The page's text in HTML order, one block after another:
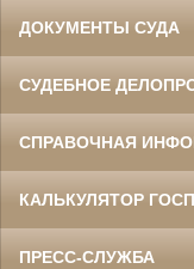
ДОКУМЕНТЫ СУДА
СУДЕБНОЕ
СПРАВОЧНАЯ
КАЛЬКУЛЯТОР
ПРЕСС-СЛУЖБА